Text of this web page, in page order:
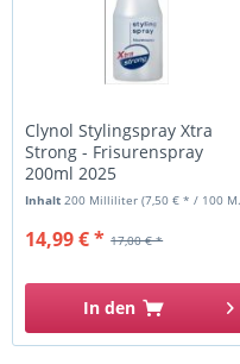
Clynol Stylingspray Xtra
Strong - Frisurenspray
200ml 2025
Inhalt200 Milliliter(7,50 € * / 100 Milliliter)
17,00 € *
14,99 € *
In den